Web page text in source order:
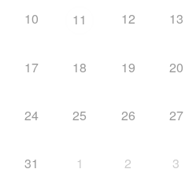
10 11 12 13
17 18 19 20
24 25 26 27
31 1 2 3